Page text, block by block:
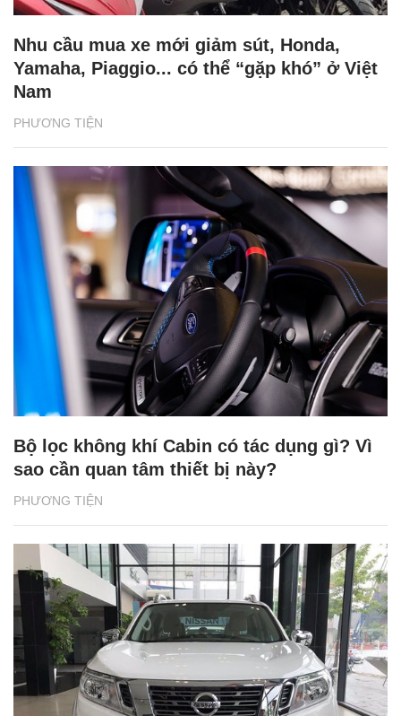
PHƯƠNG TIỆN
Nhu cầu mua xe mới giảm sút, Honda,
Yamaha, Piaggio... có thể “gặp khó” ở Việt
Nam
PHƯƠNG TIỆN
Bộ lọc không khí Cabin có tác dụng gì? Vì
sao cần quan tâm thiết bị này?